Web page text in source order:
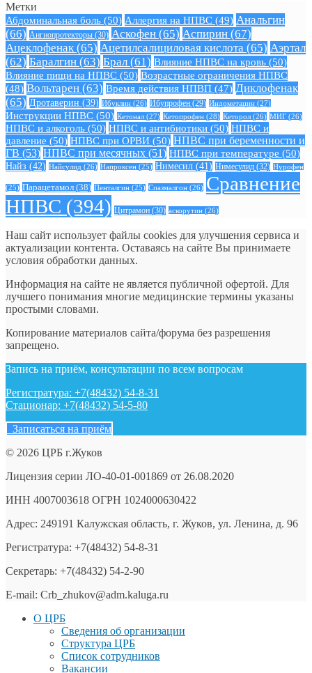
Метки
Абдоминальная боль (50) Аллергия на НПВС (49) Анальгин
(66) Ангиопротекторы (30) Аскофен (65) Аспирин (67)
Ацеклофенак (65) Ацетилсалициловая кислота (65) Аэртал
(62) Баралгин (63) Брал (61) Влияние НПВС на кровь (50)
Влияние пищи на НПВС (50) Возрастные ограничения НПВС
(48) Вольтарен (63) Время действия НПВП (47) Диклофенак
(65) Дротаверин (39) Ибуклин (26) Ибупрофен (29) Индометацин (27)
Инструкции НПВС (50) Кетонал (27) Кетопрофен (28) Кеторол (26) МИГ (26)
НПВС и алкоголь (50) НПВС и антибиотики (50) НПВС и
давление (50) НПВС при ОРВИ (50) НПВС при беременности и
ГВ (53) НПВС при месячных (51) НПВС при температуре (50)
Найз (42) Найсулид (26) Напроксен (25) Нимесил (41) Нимесулид (32) Нурофен
(25) Парацетамол (38) Пенталгин (25) Спазмалгон (26) Сравнение
НПВС (394) Цитрамон (30) аскорутин (26)
Наш сайт использует файлы cookies для улучшения сервиса и
актуализации контента. Оставаясь на сайте Вы принимаете
условия обработки данных.
Информация на сайте не является публичной офертой. Для
лучшего понимания многие медицинские термины указаны
простыми словами.
Копирование материалов сайта/форума без разрешения
запрещено.
Запись на приём, консультации по всем вопросам
Регистратура: +7(48432) 54-8-31
Стационар: +7(48432) 54-5-80
Записаться на приём
© 2026 ЦРБ г.Жуков
Лицензия серии ЛО-40-01-001869 от 26.08.2020
ИНН 4007003618 ОГРН 1024000630422
Адрес: 249191 Калужская область, г. Жуков, ул. Ленина, д. 96
Регистратура: +7(48432) 54-8-31
Секретарь: +7(48432) 54-2-90
E-mail: Crb_zhukov@adm.kaluga.ru
О ЦРБ
Сведения об организации
Структура ЦРБ
Список сотрудников
Вакансии